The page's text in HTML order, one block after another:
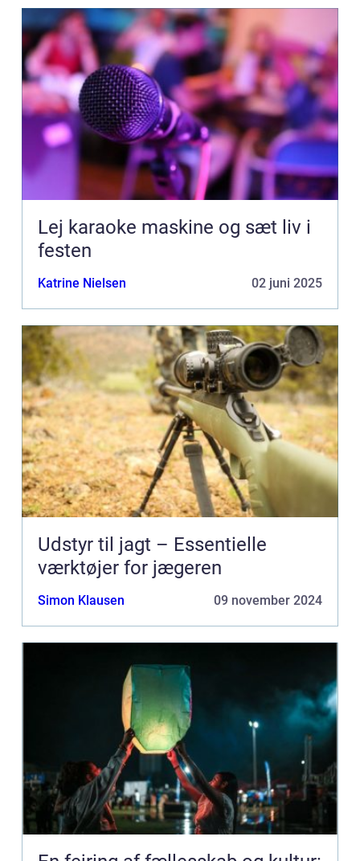
Lej karaoke maskine og sæt liv i
festen
Katrine Nielsen 02 juni 2025
Udstyr til jagt – Essentielle
værktøjer for jægeren
Simon Klausen 09 november 2024